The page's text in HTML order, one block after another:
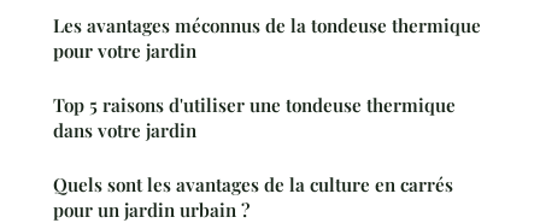
Les avantages méconnus de la tondeuse thermique
pour votre jardin
Top 5 raisons d'utiliser une tondeuse thermique
dans votre jardin
Quels sont les avantages de la culture en carrés
pour un jardin urbain ?